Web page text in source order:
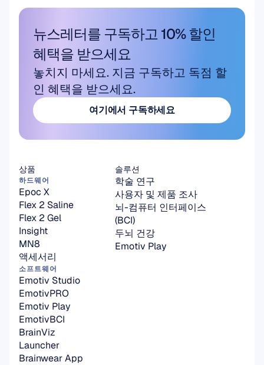
뉴스레터를 구독하고 10% 할인
혜택을 받으세요
놓치지 마세요. 지금 구독하고 독점 할
인 혜택을 받으세요.
여기에서 구독하세요
솔루션
학술 연구
사용자 및 제품 조사
뇌-컴퓨터 인터페이스
(BCI)
두뇌 건강
Emotiv Play
상품
하드웨어
Epoc X
Flex 2 Saline
Flex 2 Gel
Insight
MN8
액세서리
소프트웨어
Emotiv Studio
EmotivPRO
Emotiv Play
EmotivBCI
BrainViz
Launcher
Brainwear App